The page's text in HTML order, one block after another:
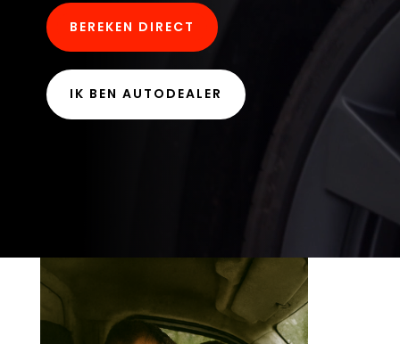
BEREKEN DIRECT
IK BEN AUTODEALER